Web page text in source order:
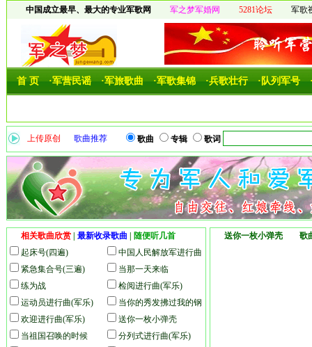
中国成立最早、最大的专业军歌网 军之梦军婚网 5281论坛 军歌
首 页 ·军营民谣 ·军旅歌曲 ·军歌集锦 ·兵歌壮行 ·队列军号
上传原创 歌曲推荐 歌曲 专辑 歌词
相关歌曲欣赏 最新收录歌曲
随便听几首
起床号(四遍)
中国人民解放军进行曲
(军乐)
紧急集合号(三遍)
当那一天来临
练为战
检阅进行曲(军乐)
运动员进行曲(军乐)
当你的秀发拂过我的钢
枪(队列版)
欢迎进行曲(军乐)
送你一枚小弹壳
当祖国召唤的时候
分列式进行曲(军乐)
送你一枚小弹壳 歌